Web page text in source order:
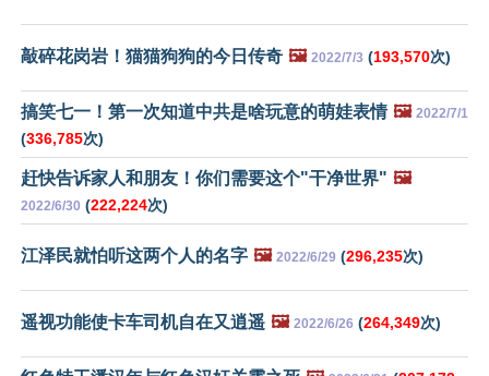
敲碎花岗岩！猫猫狗狗的今日传奇 🖼️ 2022/7/3 (193,570次)
搞笑七一！第一次知道中共是啥玩意的萌娃表情 🖼️ 2022/7/1
(336,785次)
赶快告诉家人和朋友！你们需要这个"干净世界" 🖼️
2022/6/30 (222,224次)
江泽民就怕听这两个人的名字 🖼️ 2022/6/29 (296,235次)
遥视功能使卡车司机自在又逍遥 🖼️ 2022/6/26 (264,349次)